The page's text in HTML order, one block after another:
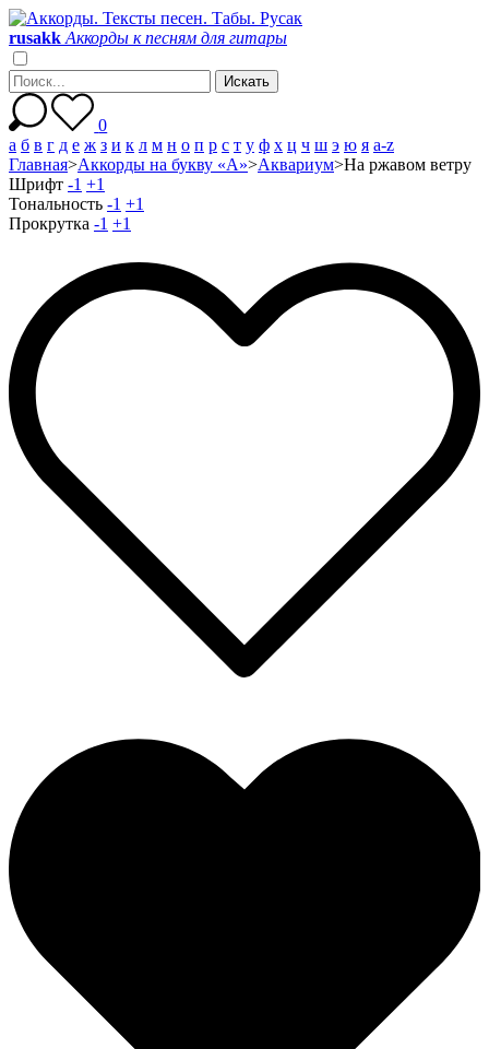
rusakk Аккорды к песням для гитары
0
а б в г д е ж з и к л м н о п р с т у ф х ц ч ш э ю я a-z
Главная>Аккорды на букву «А»>Аквариум>На ржавом ветру
Шрифт -1 +1
Тональность -1 +1
Прокрутка -1 +1